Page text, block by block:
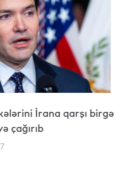
İrana qarşı birgə
çağırıb